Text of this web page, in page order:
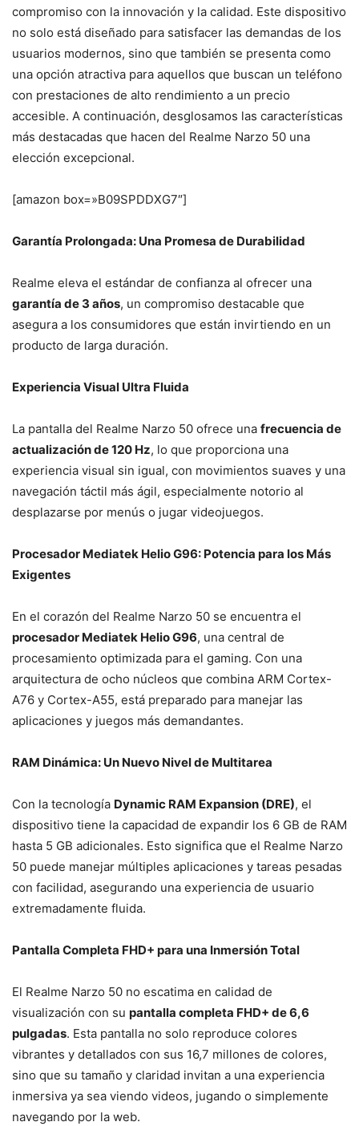
compromiso con la innovación y la calidad. Este dispositivo
no solo está diseñado para satisfacer las demandas de los
usuarios modernos, sino que también se presenta como
una opción atractiva para aquellos que buscan un teléfono
con prestaciones de alto rendimiento a un precio
accesible. A continuación, desglosamos las características
más destacadas que hacen del Realme Narzo 50 una
elección excepcional.
[amazon box=»B09SPDDXG7″]
Garantía Prolongada: Una Promesa de Durabilidad
Realme eleva el estándar de confianza al ofrecer una
garantía de 3 años, un compromiso destacable que
asegura a los consumidores que están invirtiendo en un
producto de larga duración.
Experiencia Visual Ultra Fluida
La pantalla del Realme Narzo 50 ofrece una frecuencia de
actualización de 120 Hz, lo que proporciona una
experiencia visual sin igual, con movimientos suaves y una
navegación táctil más ágil, especialmente notorio al
desplazarse por menús o jugar videojuegos.
Procesador Mediatek Helio G96: Potencia para los Más
Exigentes
En el corazón del Realme Narzo 50 se encuentra el
procesador Mediatek Helio G96, una central de
procesamiento optimizada para el gaming. Con una
arquitectura de ocho núcleos que combina ARM Cortex-
A76 y Cortex-A55, está preparado para manejar las
aplicaciones y juegos más demandantes.
RAM Dinámica: Un Nuevo Nivel de Multitarea
Con la tecnología Dynamic RAM Expansion (DRE), el
dispositivo tiene la capacidad de expandir los 6 GB de RAM
hasta 5 GB adicionales. Esto significa que el Realme Narzo
50 puede manejar múltiples aplicaciones y tareas pesadas
con facilidad, asegurando una experiencia de usuario
extremadamente fluida.
Pantalla Completa FHD+ para una Inmersión Total
El Realme Narzo 50 no escatima en calidad de
visualización con su pantalla completa FHD+ de 6,6
pulgadas. Esta pantalla no solo reproduce colores
vibrantes y detallados con sus 16,7 millones de colores,
sino que su tamaño y claridad invitan a una experiencia
inmersiva ya sea viendo videos, jugando o simplemente
navegando por la web.